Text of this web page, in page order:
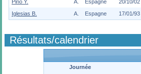
Pino Y.
A. Espagne 20/10/02
Iglesias B.
A. Espagne 17/01/93
Résultats/calendrier
Journée